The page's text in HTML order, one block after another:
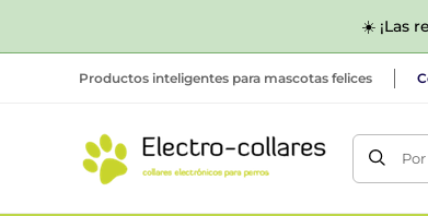
☀️ ¡Las
Productos inteligentes para mascotas felices